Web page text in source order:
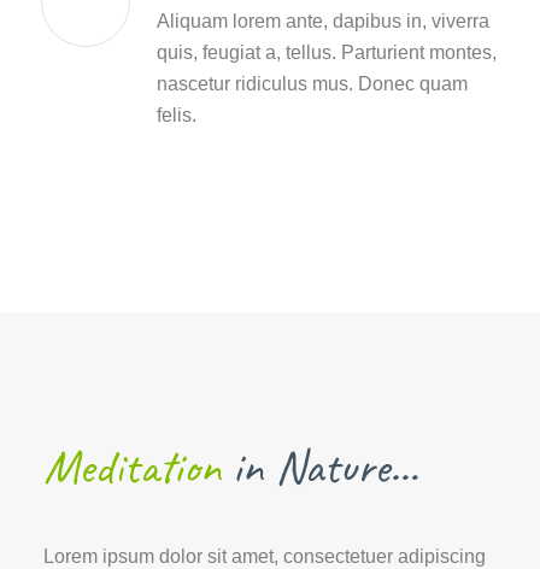
Aliquam lorem ante, dapibus in, viverra
quis, feugiat a, tellus. Parturient montes,
nascetur ridiculus mus. Donec quam
felis.
Meditationin Nature…
Lorem ipsum dolor sit amet, consectetuer adipiscing